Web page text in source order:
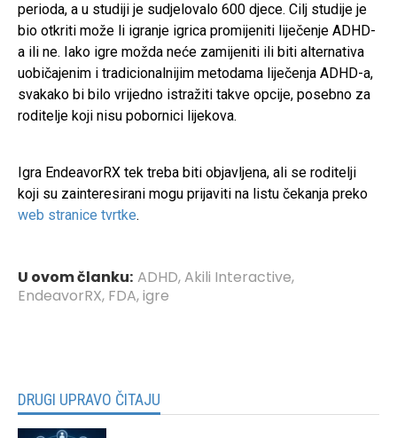
perioda, a u studiji je sudjelovalo 600 djece. Cilj studije je
bio otkriti može li igranje igrica promijeniti liječenje ADHD-
a ili ne. Iako igre možda neće zamijeniti ili biti alternativa
uobičajenim i tradicionalnijim metodama liječenja ADHD-a,
svakako bi bilo vrijedno istražiti takve opcije, posebno za
roditelje koji nisu pobornici lijekova.
Igra EndeavorRX tek treba biti objavljena, ali se roditelji
koji su zainteresirani mogu prijaviti na listu čekanja preko
web stranice tvrtke.
U ovom članku: ADHD,Akili Interactive,
EndeavorRX, FDA,igre
DRUGI UPRAVO ČITAJU